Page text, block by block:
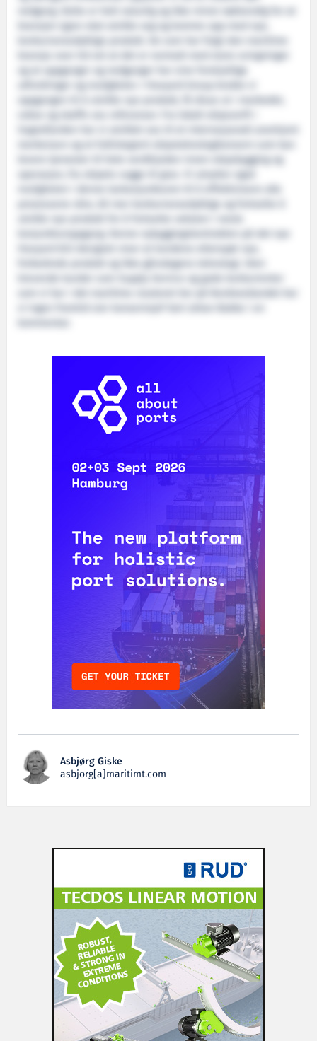
nedgang. Dette er helt naturlig og ikke minst nødvendig for at
bransjen igjen skal utvikle seg og komme opp med nye,
konkurransedyktige produkt. De som har fulgt den maritime
bransje over tid vet at det er normalt med store svingninger
og at oppganger og nedganger har sine forskjellige
utfordringer og muligheter. I Havyard Group brukte vi
oppgangen til å utvikle nye produkt, få disse ut i markedet,
Sognefjorden har vi utviklet oss til et internasjonalt anerkjent
merkenavn og et fullintegrert skipsteknologikonsern som kan
levere tjenester til hele verdikjeden innen skipsbygging og
operasjon, fra skipets vugge til grav. Vi utnytter også
muligheten i denne lavkonjunkturen til å effektivisere alle
prosessene våre, bli mer konkurransedyktige og fortsette å
konjunkturoppgang. Denne nybyggingskontrakten på det nye
Havyard 833 designet viser at kundene etterspør nye,
forbedrede produkt og ikke gårsdagens teknologi. Uten
krevende kunder som Supply Service og gode konkurrenter
vi ingen framtid sier konsernsjef Geir Johan Bakke i en
Asbjørg Giske
asbjorg[a]maritimt.com